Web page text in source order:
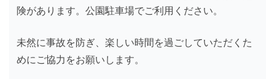
険があります。公園駐車場でご利用ください。
未然に事故を防ぎ、楽しい時間を過ごしていただくた
めにご協力をお願いします。